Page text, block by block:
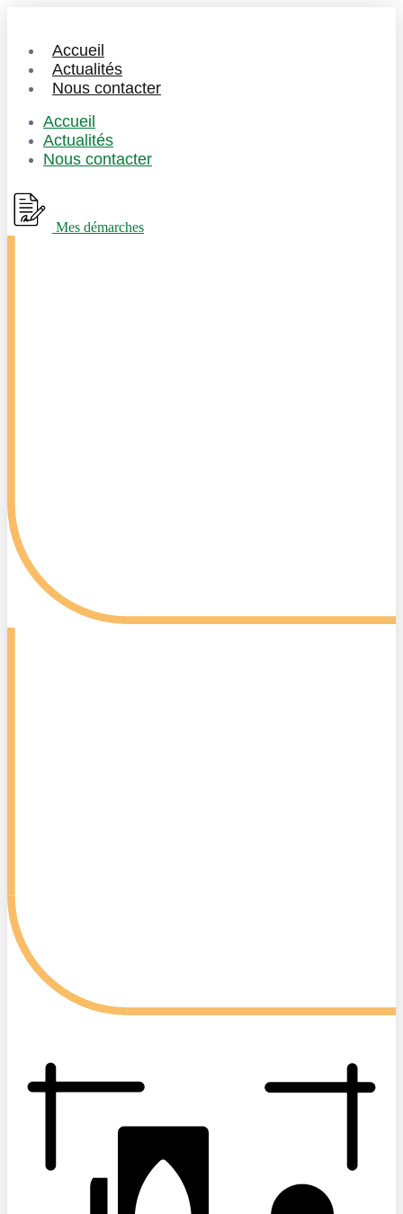
Accueil
Actualités
Nous contacter
Accueil
Actualités
Nous contacter
Mes démarches